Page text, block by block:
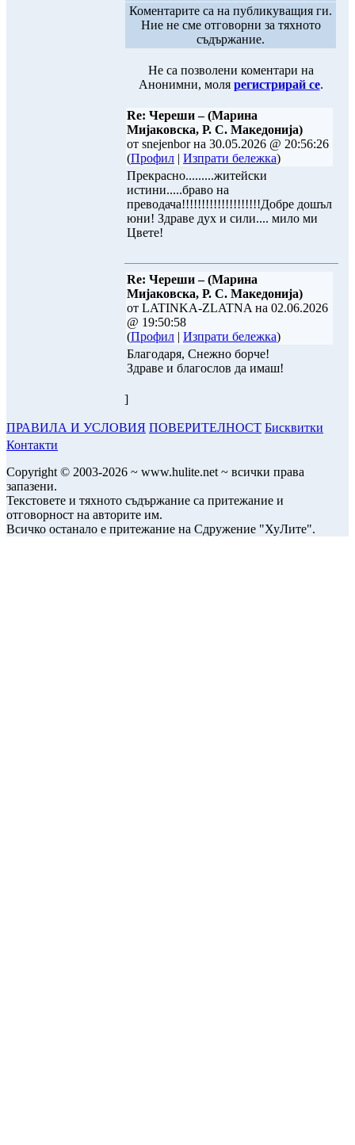
Коментарите са на публикуващия ги.
Ние не сме отговорни за тяхното
съдържание.
Не са позволени коментари на
Анонимни, моля регистрирай се.
Re: Череши – (Марина
Миjаковска, Р. С. Македонија)
от snejenbor на 30.05.2026 @ 20:56:26
(Профил | Изпрати бележка)
Прекрасно.........житейски
истини.....браво на
преводача!!!!!!!!!!!!!!!!!!!!Добре дошъл
юни! Здраве дух и сили.... мило ми
Цвете!
Re: Череши – (Марина
Миjаковска, Р. С. Македонија)
от LATINKA-ZLATNA на 02.06.2026
@ 19:50:58
(Профил | Изпрати бележка)
Благодаря, Снежно борче!
Здраве и благослов да имаш!
]
ПРАВИЛА И УСЛОВИЯ ПОВЕРИТЕЛНОСТ Бисквитки
Контакти
Copyright © 2003-2026 ~ www.hulite.net ~ всички права
запазени.
Текстовете и тяхното съдържание са притежание и
отговорност на авторите им.
Всичко останало е притежание на Сдружение "ХуЛите".